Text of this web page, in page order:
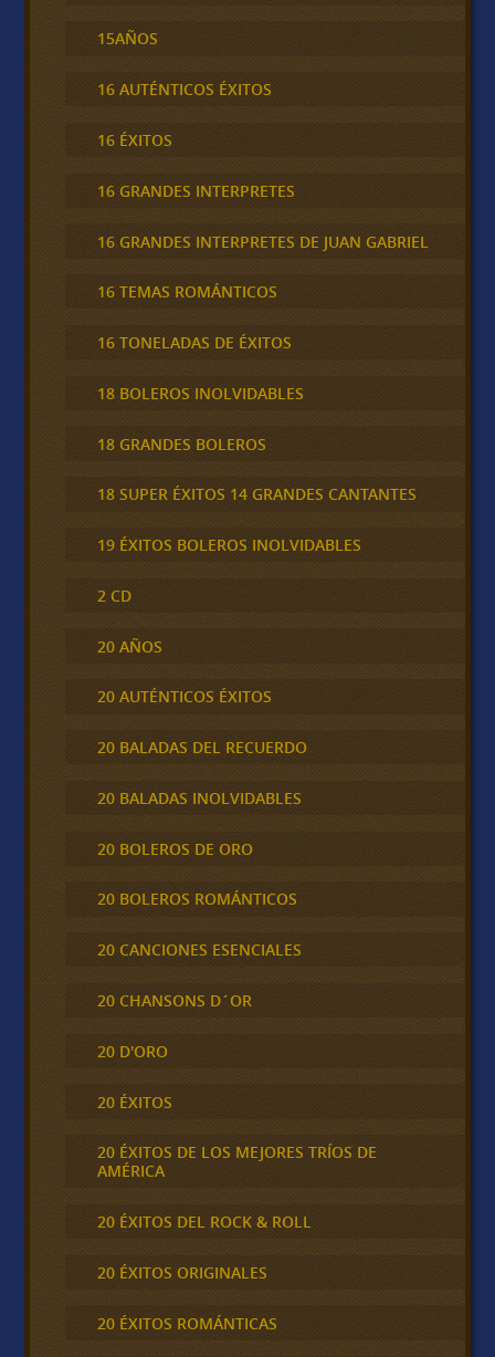
15AÑOS
16 AUTÉNTICOS ÉXITOS
16 ÉXITOS
16 GRANDES INTERPRETES
16 GRANDES INTERPRETES DE JUAN GABRIEL
16 TEMAS ROMÁNTICOS
16 TONELADAS DE ÉXITOS
18 BOLEROS INOLVIDABLES
18 GRANDES BOLEROS
18 SUPER ÉXITOS 14 GRANDES CANTANTES
19 ÉXITOS BOLEROS INOLVIDABLES
2 CD
20 AÑOS
20 AUTÉNTICOS ÉXITOS
20 BALADAS DEL RECUERDO
20 BALADAS INOLVIDABLES
20 BOLEROS DE ORO
20 BOLEROS ROMÁNTICOS
20 CANCIONES ESENCIALES
20 CHANSONS D´OR
20 D'ORO
20 ÉXITOS
20 ÉXITOS DE LOS MEJORES TRÍOS DE
AMÉRICA
20 ÉXITOS DEL ROCK & ROLL
20 ÉXITOS ORIGINALES
20 ÉXITOS ROMÁNTICAS